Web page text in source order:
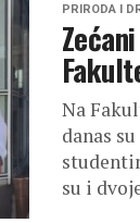
PRIRODA I
Na
danas
su i